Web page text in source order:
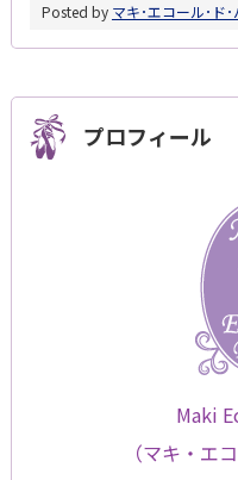
Posted by マキ･エコール･ド･
プロフィール
Maki
（マキ・エ